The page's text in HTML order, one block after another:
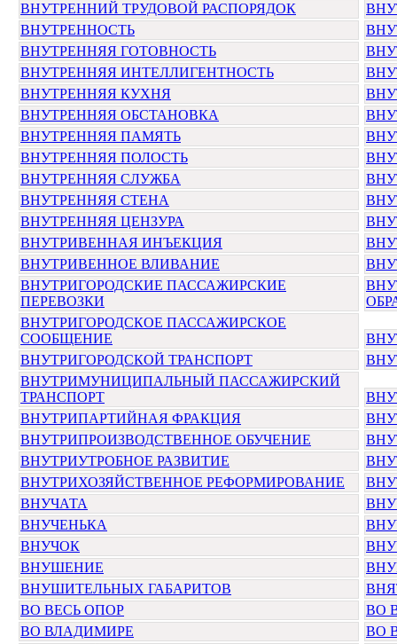
ВНУТРЕННИЙ ТРУДОВОЙ РАСПОРЯДОК
ВНУТРЕННОСТЬ
ВНУТРЕННЯЯ ГОТОВНОСТЬ
ВНУТРЕННЯЯ ИНТЕЛЛИГЕНТНОСТЬ
ВНУТРЕННЯЯ КУХНЯ
ВНУТРЕННЯЯ ОБСТАНОВКА
ВНУТРЕННЯЯ ПАМЯТЬ
ВНУТРЕННЯЯ ПОЛОСТЬ
ВНУТРЕННЯЯ СЛУЖБА
ВНУТРЕННЯЯ СТЕНА
ВНУТРЕННЯЯ ЦЕНЗУРА
ВНУТРИВЕННАЯ ИНЪЕКЦИЯ
ВНУТРИВЕННОЕ ВЛИВАНИЕ
ВНУТРИГОРОДСКИЕ ПАССАЖИРСКИЕ
ПЕРЕВОЗКИ
ВНУТРИГОРОДСКОЕ ПАССАЖИРСКОЕ
СООБЩЕНИЕ
ВНУТРИГОРОДСКОЙ ТРАНСПОРТ
ВНУТРИМУНИЦИПАЛЬНЫЙ ПАССАЖИРСКИЙ
ТРАНСПОРТ
ВНУТРИПАРТИЙНАЯ ФРАКЦИЯ
ВНУТРИПРОИЗВОДСТВЕННОЕ ОБУЧЕНИЕ
ВНУТРИУТРОБНОЕ РАЗВИТИЕ
ВНУТРИХОЗЯЙСТВЕННОЕ РЕФОРМИРОВАНИЕ
ВНУЧАТА
ВНУЧЕНЬКА
ВНУЧОК
ВНУШЕНИЕ
ВНУШИТЕЛЬНЫХ ГАБАРИТОВ
ВО ВЕСЬ ОПОР
ВО
ВО ВЛАДИМИРЕ
ВО